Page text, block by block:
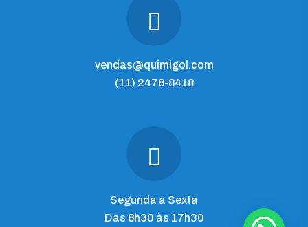
vendas@quimigol.com
(11) 2478-8418
Segunda a Sexta
Das 8h30 às 17h30